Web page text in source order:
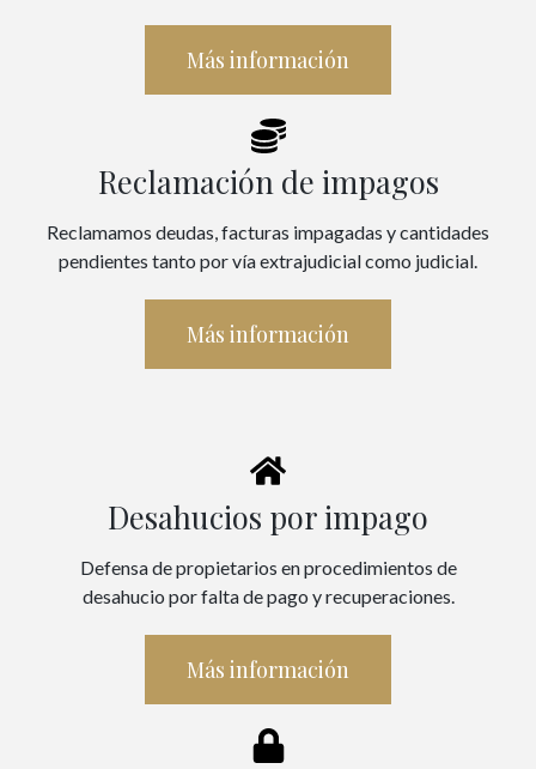
Más información
Reclamación de impagos
Reclamamos deudas, facturas impagadas y cantidades
pendientes tanto por vía extrajudicial como judicial.
Más información
Desahucios por impago
Defensa de propietarios en procedimientos de
desahucio por falta de pago y recuperaciones.
Más información